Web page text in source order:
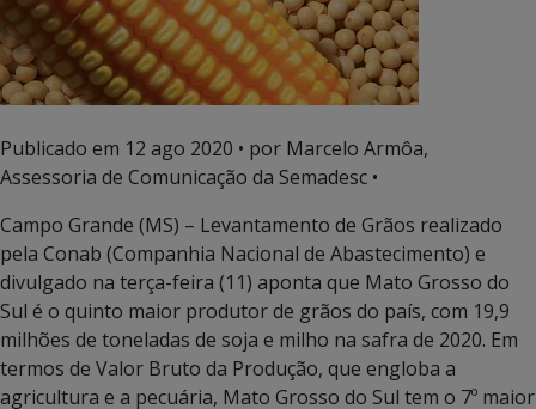
Publicado em 12 ago 2020 • por Marcelo Armôa,
Assessoria de Comunicação da Semadesc •
Campo Grande (MS) – Levantamento de Grãos realizado
pela Conab (Companhia Nacional de Abastecimento) e
divulgado na terça-feira (11) aponta que Mato Grosso do
Sul é o quinto maior produtor de grãos do país, com 19,9
milhões de toneladas de soja e milho na safra de 2020. Em
termos de Valor Bruto da Produção, que engloba a
agricultura e a pecuária, Mato Grosso do Sul tem o 7º maior